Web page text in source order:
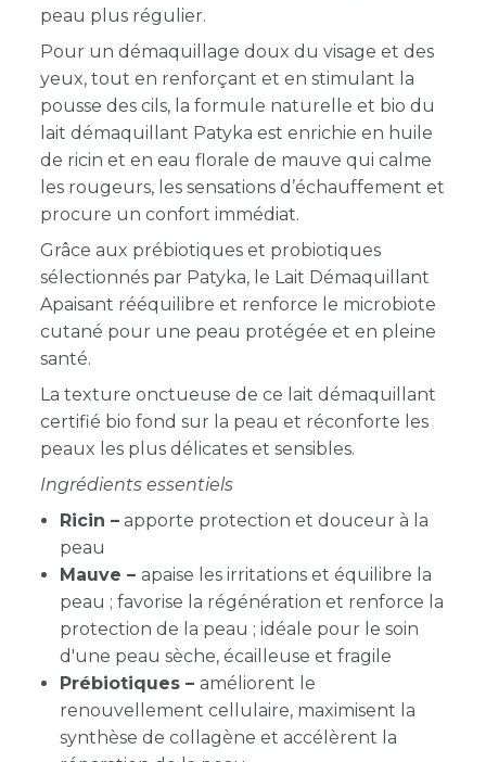
peau plus régulier.
Pour un démaquillage doux du visage et des
yeux, tout en renforçant et en stimulant la
pousse des cils, la formule naturelle et bio du
lait démaquillant Patyka est enrichie en huile
de ricin et en eau florale de mauve qui calme
les rougeurs, les sensations d’échauffement et
procure un confort immédiat.
Grâce aux prébiotiques et probiotiques
sélectionnés par Patyka, le Lait Démaquillant
Apaisant rééquilibre et renforce le microbiote
cutané pour une peau protégée et en pleine
santé.
La texture onctueuse de ce lait démaquillant
certifié bio fond sur la peau et réconforte les
peaux les plus délicates et sensibles.
Ingrédients essentiels
Ricin – apporte protection et douceur à la
peau
Mauve – apaise les irritations et équilibre la
peau ; favorise la régénération et renforce la
protection de la peau ; idéale pour le soin
d'une peau sèche, écailleuse et fragile
Prébiotiques – améliorent le
renouvellement cellulaire, maximisent la
synthèse de collagène et accélèrent la